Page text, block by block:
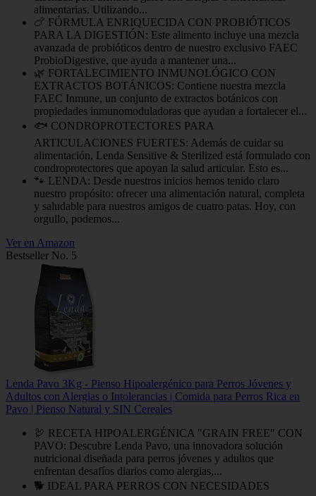
alimentarias. Utilizando...
🍗 FÓRMULA ENRIQUECIDA CON PROBIÓTICOS
PARA LA DIGESTIÓN: Este alimento incluye una mezcla
avanzada de probióticos dentro de nuestro exclusivo FAEC
ProbioDigestive, que ayuda a mantener una...
🌿 FORTALECIMIENTO INMUNOLÓGICO CON
EXTRACTOS BOTÁNICOS: Contiene nuestra mezcla
FAEC Inmune, un conjunto de extractos botánicos con
propiedades inmunomoduladoras que ayudan a fortalecer el...
🐟 CONDROPROTECTORES PARA
ARTICULACIONES FUERTES: Además de cuidar su
alimentación, Lenda Sensitive & Sterilized está formulado con
condroprotectores que apoyan la salud articular. Esto es...
🐾 LENDA: Desde nuestros inicios hemos tenido claro
nuestro propósito: ofrecer una alimentación natural, completa
y saludable para nuestros amigos de cuatro patas. Hoy, con
orgullo, podemos...
Ver en Amazon
Bestseller No. 5
Lenda Pavo 3Kg - Pienso Hipoalergénico para Perros Jóvenes y
Adultos con Alergias o Intolerancias | Comida para Perros Rica en
Pavo | Pienso Natural y SIN Cereales
🦃 RECETA HIPOALERGÉNICA "GRAIN FREE" CON
PAVO: Descubre Lenda Pavo, una innovadora solución
nutricional diseñada para perros jóvenes y adultos que
enfrentan desafíos diarios como alergias,...
🐕 IDEAL PARA PERROS CON NECESIDADES